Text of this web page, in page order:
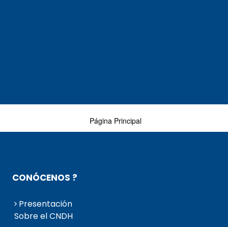
Página Principal
CONÓCENOS ?
Presentación
Sobre el CNDH